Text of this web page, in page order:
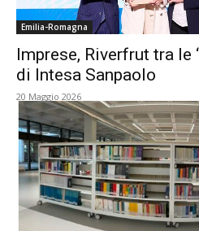
Emilia-Romagna
Imprese, Riverfrut tra le
di Intesa Sanpaolo
20 Maggio 2026